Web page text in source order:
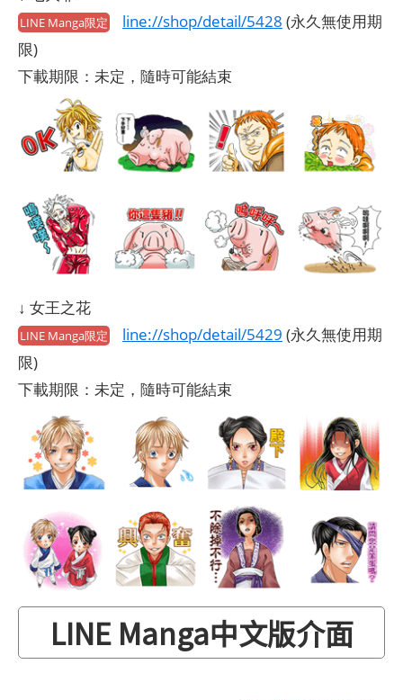
LINE Manga限定 line://shop/detail/5428 (永久無使用期
限)
下載期限：未定，隨時可能結束
↓ 女王之花
LINE Manga限定 line://shop/detail/5429 (永久無使用期
限)
下載期限：未定，隨時可能結束
LINE Manga中文版介面